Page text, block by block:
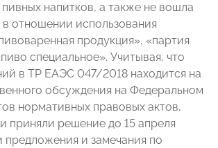
напитков, а также не вошла
отношении использования
продукция», «партия
специальное». Учитывая, что
в ТР ЕАЭС 047/2018 находится на
обсуждения на Федеральном
нормативных правовых актов,
приняли решение до 15 апреля
предложения и замечания по